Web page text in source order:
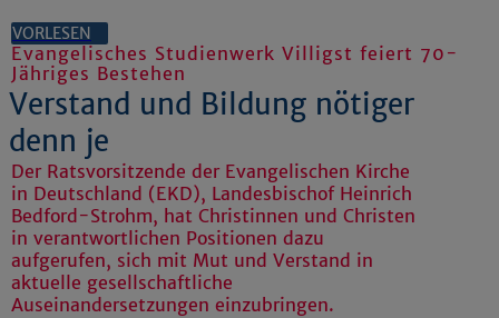
VORLESEN
Evangelisches Studienwerk Villigst feiert 70-
Jähriges Bestehen
Verstand und Bildung nötiger
denn je
Der Ratsvorsitzende der Evangelischen Kirche
in Deutschland (EKD), Landesbischof Heinrich
Bedford-Strohm, hat Christinnen und Christen
in verantwortlichen Positionen dazu
aufgerufen, sich mit Mut und Verstand in
aktuelle gesellschaftliche
Auseinandersetzungen einzubringen.